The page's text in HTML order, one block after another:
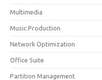
Multimedia
Music Production
Network Optimization
Office Suite
Partition Management